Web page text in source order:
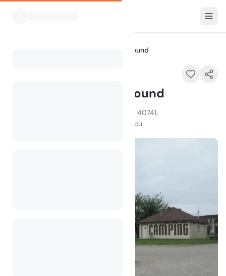
Westgate RV Campground
Westgate RV Campground
254 W Daniel Boone Pky, London, KY 40741,
ogledov v zadnjem mesecu